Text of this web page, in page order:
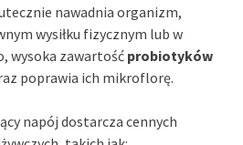
nawadnia organizm,
wysiłku fizycznym lub w
wysoka zawartość probiotyków
poprawia ich mikroflorę.
napój dostarcza cennych